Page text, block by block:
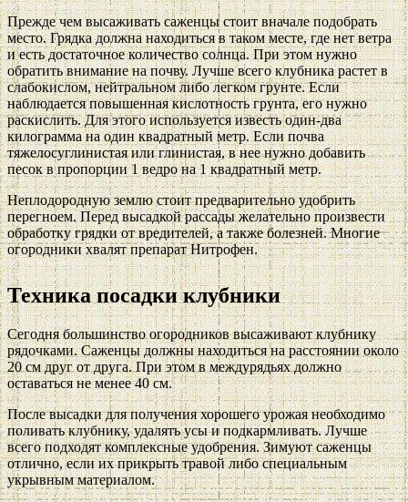
Прежде чем высаживать саженцы стоит вначале подобрать
место. Грядка должна находиться в таком месте, где нет ветра
и есть достаточное количество солнца. При этом нужно
обратить внимание на почву. Лучше всего клубника растет в
слабокислом, нейтральном либо легком грунте. Если
наблюдается повышенная кислотность грунта, его нужно
раскислить. Для этого используется известь один-два
килограмма на один квадратный метр. Если почва
тяжелосуглинистая или глинистая, в нее нужно добавить
песок в пропорции 1 ведро на 1 квадратный метр.
Неплодородную землю стоит предварительно удобрить
перегноем. Перед высадкой рассады желательно произвести
обработку грядки от вредителей, а также болезней. Многие
огородники хвалят препарат Нитрофен.
Техника посадки клубники
Сегодня большинство огородников высаживают клубнику
рядочками. Саженцы должны находиться на расстоянии около
20 см друг от друга. При этом в междурядьях должно
оставаться не менее 40 см.
После высадки для получения хорошего урожая необходимо
поливать клубнику, удалять усы и подкармливать. Лучше
всего подходят комплексные удобрения. Зимуют саженцы
отлично, если их прикрыть травой либо специальным
укрывным материалом.